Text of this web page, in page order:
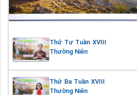
Thứ Tư Tuần XVIII
Thường Niên
Thứ Ba Tuần XVIII
Thường Niên